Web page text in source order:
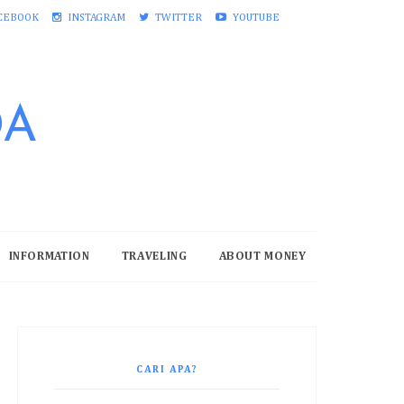
INSTAGRAM TWITTER YOUTUBE
INFORMATION TRAVELING ABOUT MONEY
CARI APA?